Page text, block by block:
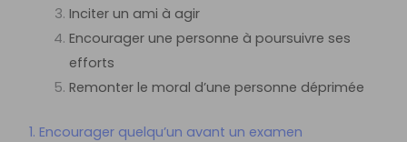
Inciter un ami à agir
Encourager une personne à poursuivre ses
efforts
Remonter le moral d’une personne déprimée
1. Encourager quelqu’un avant un examen